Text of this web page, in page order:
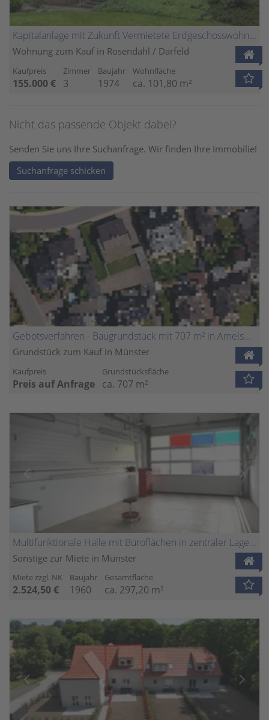
Kapitalanlage mit Zukunft Vermietete Erdgeschosswohnung mit Terrasse und Garten
Wohnung zum Kauf in Rosendahl / Darfeld
Kaufpreis
155.000 €
Zimmer
3
Baujahr
1974
Wohnfläche
ca. 101,80 m²
Nicht das passende Objekt dabei?
Senden Sie uns Ihre Suchanfrage. Wir finden Ihre Immobilie!
Suchanfrage schicken
Gebotsverfahren - Baugrundstück mit 707 m² in Amelsbüren
Grundstück zum Kauf in Münster
Kaufpreis
Preis auf Anfrage
Grundstücksfläche
ca. 707 m²
Multifunktionale Halle mit Büroflächen in zentraler Lage von Münster
Sonstige zur Miete in Münster
Miete zzgl. NK
2.524,50 €
Baujahr
1960
Gesamtfläche
ca. 297,20 m²